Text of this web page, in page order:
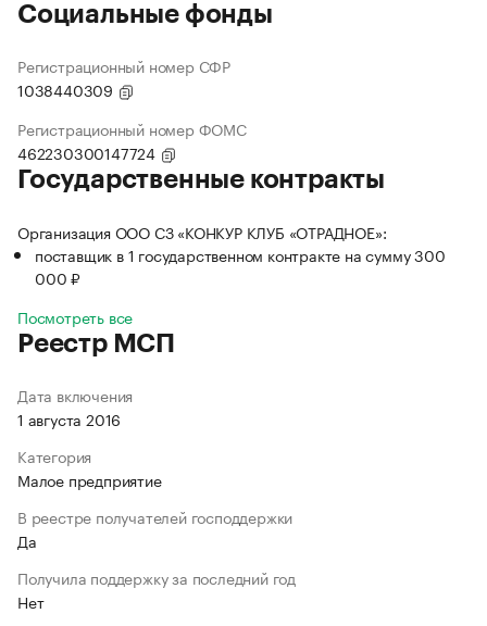
Социальные фонды
Регистрационный номер СФР
1038440309
Регистрационный номер ФОМС
462230300147724
Государственные контракты
Организация ООО СЗ «КОНКУР КЛУБ «ОТРАДНОЕ»:
поставщик в 1 государственном контракте на сумму 300
000 ₽
Посмотреть все
Реестр МСП
Дата включения
1 августа 2016
Категория
Малое предприятие
В реестре получателей господдержки
Да
Получила поддержку за последний год
Нет